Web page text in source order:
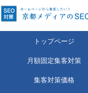
トップページ
月額固定集客対策
集客対策価格